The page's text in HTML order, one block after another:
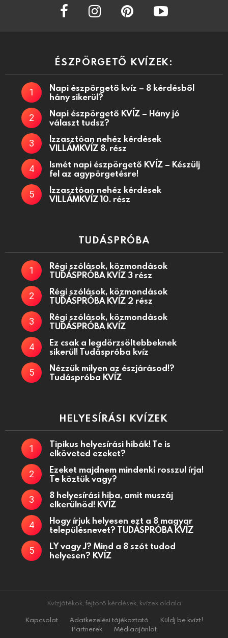
facebook instagram
ÉSZPÖRGETŐ KVÍZEK:
Napi észpörgető kvíz – 8 kérdésből
hány sikerül?
Napi észpörgető KVÍZ – Hány jó
választ tudsz?
Izzasztóan nehéz kérdések
VILLÁMKVÍZ 8. rész
Ismét napi észpörgető KVÍZ – Készülj
fel az agypörgetésre!
Izzasztóan nehéz kérdések
VILLÁMKVÍZ 10. rész
TUDÁSPRÓBA
Régi szólások, közmondások
TUDÁSPRÓBA KVÍZ 3 rész
Régi szólások, közmondások
TUDÁSPRÓBA KVÍZ 2 rész
Régi szólások, közmondások
TUDÁSPRÓBA KVÍZ
Ez csak a legdörzsöltebbeknek
sikerül! Tudáspróba kvíz
Nézzük milyen az észjárásod!?
Tudáspróba KVÍZ
HELYESÍRÁSI KVÍZEK
Tipikus helyesírási hibák! Te is
elköveted ezeket?
Ezeket majdnem mindenki rosszul írja!
Te köztük vagy?
8 helyesírási hiba, amit muszáj
elkerülnöd! KVÍZ
Hogy írjuk helyesen ezt a 8 magyar
településnevet? TUDÁSPRÓBA KVÍZ
LY vagy J? Mind a 8 szót tudod
helyesen? KVÍZ
Kvízjátékok, fejtörő kérdések, kvízek oldala
Kapcsolat
Adatkezelési tájékoztató
Küldj be kvízt!
Partnerek
Médiaajánlat